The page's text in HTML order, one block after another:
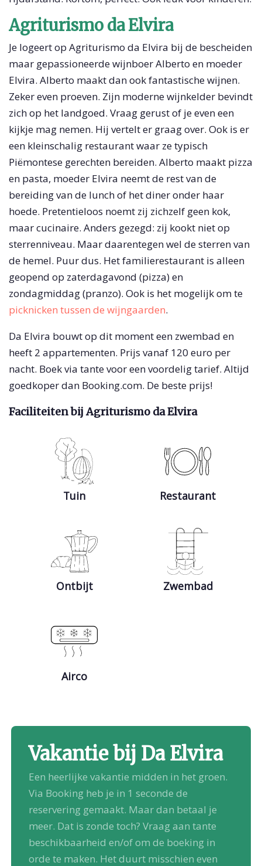
Agriturismo da Elvira
Je logeert op Agriturismo da Elvira bij de bescheiden
maar gepassioneerde wijnboer Alberto en moeder
Elvira. Alberto maakt dan ook fantastische wijnen.
Zeker even proeven. Zijn moderne wijnkelder bevindt
zich op het landgoed. Vraag gerust of je even een
kijkje mag nemen. Hij vertelt er graag over. Ook is er
een kleinschalig restaurant waar ze typisch
Piëmontese gerechten bereiden. Alberto maakt pizza
en pasta, moeder Elvira neemt de rest van de
bereiding van de lunch of het diner onder haar
hoede. Pretentieloos noemt zij zichzelf geen kok,
maar cucinaire. Anders gezegd: zij kookt niet op
sterrenniveau. Maar daarentegen wel de sterren van
de hemel. Puur dus. Het familierestaurant is alleen
geopend op zaterdagavond (pizza) en
zondagmiddag (pranzo). Ook is het mogelijk om te
picknicken tussen de wijngaarden.
Da Elvira bouwt op dit moment een zwembad en
heeft 2 appartementen. Prijs vanaf 120 euro per
nacht. Boek via tante voor een voordelig tarief. Altijd
goedkoper dan Booking.com. De beste prijs!
Faciliteiten bij Agriturismo da Elvira
Tuin Restaurant
Ontbijt Zwembad
Airco
Vakantie bij Da Elvira
Een heerlijke vakantie midden in het groen.
Via Booking heb je in 1 seconde de
reservering gemaakt. Maar dan betaal je
meer. Dat is zonde toch? Vraag aan tante
beschikbaarheid en/of om de boeking in
orde te maken. Het duurt misschien even